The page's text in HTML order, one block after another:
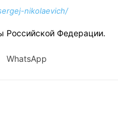
nikolaevich/
Российской Федерации.
WhatsApp